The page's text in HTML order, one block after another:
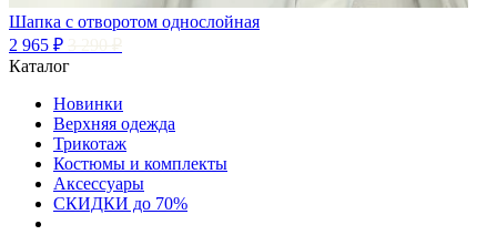
Шапка с отворотом однослойная
2 965 ₽
Каталог
Новинки
Верхняя одежда
Трикотаж
Костюмы и комплекты
Аксессуары
СКИДКИ до 70%